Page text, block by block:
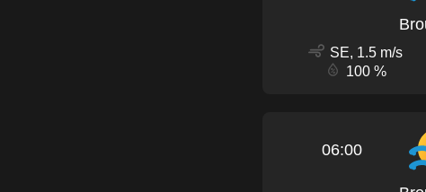
SE, 1.5 m/s
100 %
06:00